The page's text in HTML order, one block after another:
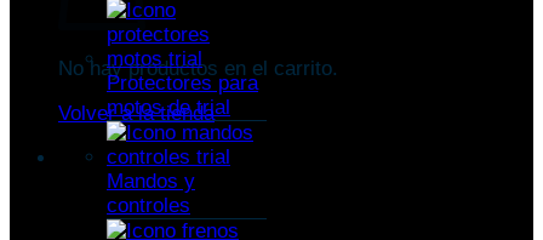
No hay productos en el carrito.
Volver a la tienda
Protectores para
motos de trial
Mandos y
controles